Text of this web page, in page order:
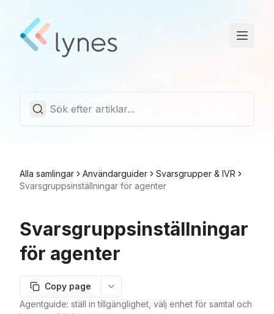
Alla samlingar Användarguider
Svarsgrupper & IVR
Svarsgruppsinställningar för agenter
Svarsgruppsinställningar
för agenter
Copy page
More options
Agentguide: ställ in tillgänglighet, välj enhet för samtal och